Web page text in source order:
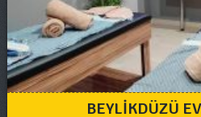
BEYLIKDÜZÜ